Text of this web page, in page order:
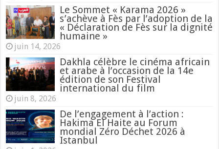
Le Sommet « Karama 2026 »
s’achève à Fès par l’adoption de la
« Déclaration de Fès sur la dignité
humaine »
juin 14, 2026
Dakhla célèbre le cinéma africain
et arabe à l’occasion de la 14e
édition de son Festival
international du film
juin 8, 2026
De l’engagement à l’action :
Hakima El Haite au Forum
mondial Zéro Déchet 2026 à
Istanbul